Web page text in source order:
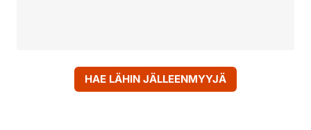
HAE LÄHIN JÄLLEENMYYJÄ